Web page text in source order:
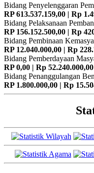
Bidang Penyelenggaran
RP 613.537.159,00 | Rp
Bidang Pelaksanaan
RP 156.152.500,00 | Rp
Bidang Pembinaan
RP 12.040.000,00 | Rp
Bidang Pemberdayaan
RP 0,00 | Rp 52.240.000,00
Bidang Penanggulangan
RP 1.800.000,00 | Rp